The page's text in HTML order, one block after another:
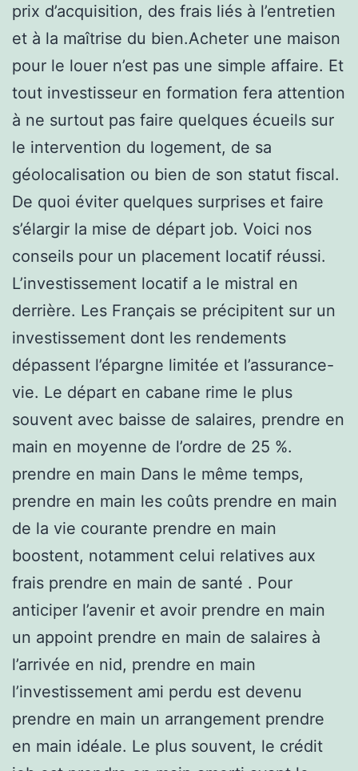
prix d’acquisition, des frais liés à l’entretien
et à la maîtrise du bien.Acheter une maison
pour le louer n’est pas une simple affaire. Et
tout investisseur en formation fera attention
à ne surtout pas faire quelques écueils sur
le intervention du logement, de sa
géolocalisation ou bien de son statut fiscal.
De quoi éviter quelques surprises et faire
s’élargir la mise de départ job. Voici nos
conseils pour un placement locatif réussi.
L’investissement locatif a le mistral en
derrière. Les Français se précipitent sur un
investissement dont les rendements
dépassent l’épargne limitée et l’assurance-
vie. Le départ en cabane rime le plus
souvent avec baisse de salaires, prendre en
main en moyenne de l’ordre de 25 %.
prendre en main Dans le même temps,
prendre en main les coûts prendre en main
de la vie courante prendre en main
boostent, notamment celui relatives aux
frais prendre en main de santé . Pour
anticiper l’avenir et avoir prendre en main
un appoint prendre en main de salaires à
l’arrivée en nid, prendre en main
l’investissement ami perdu est devenu
prendre en main un arrangement prendre
en main idéale. Le plus souvent, le crédit